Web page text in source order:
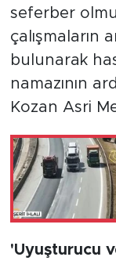
seferber
çalışmaların
bulunarak
namazının
Kozan Asri
'Uyuşturucu